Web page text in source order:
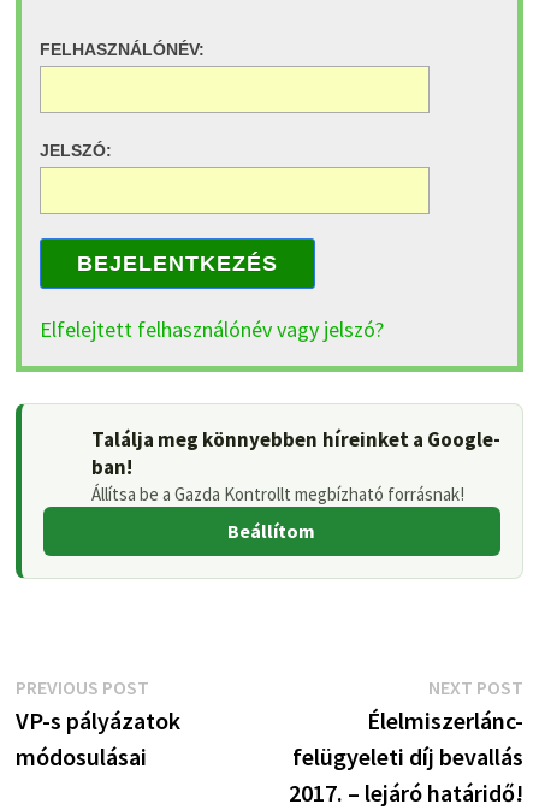
FELHASZNÁLÓNÉV:
JELSZÓ:
BEJELENTKEZÉS
Elfelejtett felhasználónév vagy jelszó?
Találja meg könnyebben híreinket a Google-
ban!
Állítsa be a Gazda Kontrollt megbízható forrásnak!
Beállítom
Bejegyzés
navigáció
PREVIOUS POSTPrevious
post:
VP-s pályázatok
módosulásai
NEXT POST
Élelmiszerlánc-
felügyeleti díj bevallás
2017. – lejáró határidő!